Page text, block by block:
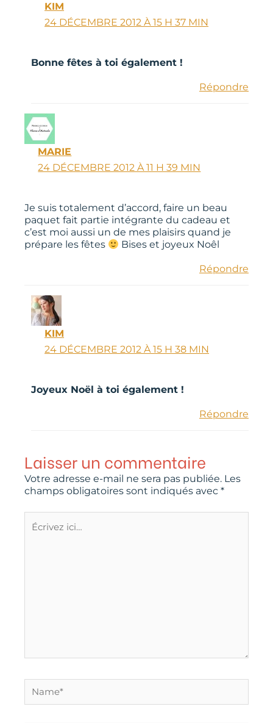
KIM
24 DÉCEMBRE 2012 À 15 H 37 MIN
Bonne fêtes à toi également !
Répondre
MARIE
24 DÉCEMBRE 2012 À 11 H 39 MIN
Je suis totalement d’accord, faire un beau
paquet fait partie intégrante du cadeau et
c’est moi aussi un de mes plaisirs quand je
prépare les fêtes
Bises et joyeux Noêl
Répondre
KIM
24 DÉCEMBRE 2012 À 15 H 38 MIN
Joyeux Noël à toi également !
Répondre
Laisser un commentaire
Votre adresse e-mail ne sera pas publiée. Les
champs obligatoires sont indiqués avec *
ici…